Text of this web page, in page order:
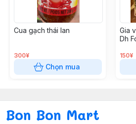
Cua gạch thái lan
300¥
Chọn mua
Gia
Dh
150¥
Bon Bon Mart